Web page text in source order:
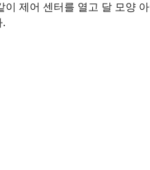
이 제어 센터를 열고 달 모양
.